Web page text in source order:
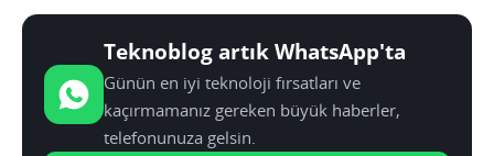
Teknoblog artık WhatsApp'ta
Günün en iyi teknoloji fırsatları ve
kaçırmamanız gereken büyük haberler,
telefonunuza gelsin.